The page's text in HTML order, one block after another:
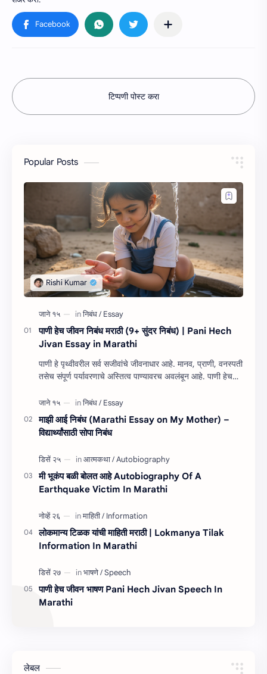
टिप्पणी पोस्ट करा
Popular Posts
पाणी हेच जीवन निबंध मराठी (9+ सुंदर निबंध) | Pani Hech
Jivan Essay in Marathi
पाणी हे पृथ्वीवरील सर्व सजीवांचे जीवनाधार आहे. मानव, प्राणी, वनस्पती
तसेच संपूर्ण पर्यावरणाचे अस्तित्व पाण्यावरच अवलंबून आहे. पाणी हेच
माझी आई निबंध (Marathi Essay on My Mother) –
विद्यार्थ्यांसाठी सोपा निबंध
मी भूकंप बळी बोलत आहे Autobiography Of A
Earthquake Victim In Marathi
लोकमान्य टिळक यांची माहिती मराठी | Lokmanya Tilak
Information In Marathi
पाणी हेच जीवन भाषण Pani Hech Jivan Speech In
Marathi
लेबल